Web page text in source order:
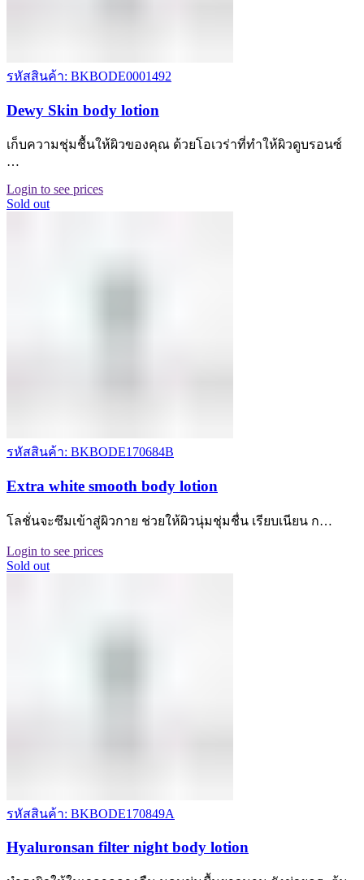
รหัสสินค้า: BKBODE0001492
Dewy Skin body lotion
เก็บความชุ่มชื้นให้ผิวของคุณ ด้วยโอเวร่าที่ทำให้ผิวดูบรอนซ์
…
Login to see prices
Sold out
รหัสสินค้า: BKBODE170684B
Extra white smooth body lotion
โลชั่นจะซึมเข้าสู่ผิวกาย ช่วยให้ผิวนุ่มชุ่มชื่น เรียบเนียน ก…
Login to see prices
Sold out
รหัสสินค้า: BKBODE170849A
Hyaluronsan filter night body lotion